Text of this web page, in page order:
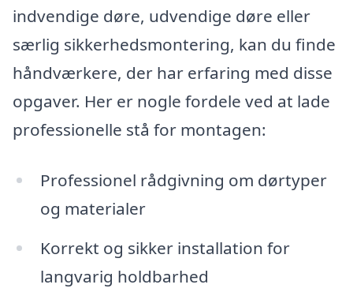
indvendige døre, udvendige døre eller
særlig sikkerhedsmontering, kan du finde
håndværkere, der har erfaring med disse
opgaver. Her er nogle fordele ved at lade
professionelle stå for montagen:
Professionel rådgivning om dørtyper
og materialer
Korrekt og sikker installation for
langvarig holdbarhed